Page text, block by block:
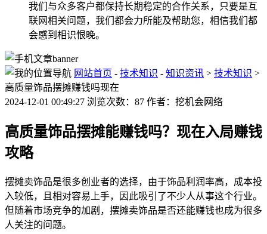
我们与众多客户都保持长期稳定的合作关系，只要是互
联网相关问题，我们都会力所能及帮助您，相信我们都
会感到相识恨晚。
网站首页 - 技术知识 - 知识资讯 > 技术知识 >
高质量饰品摆摊赚钱吗现在
2024-12-01 00:49:27 浏览次数：87 作者：挖机会网络
高质量饰品摆摊能赚钱吗？现在入局赚钱
攻略
摆摊卖饰品是很多创业者的选择，由于饰品利润率高，成本投
入较低，且相对容易上手，因此吸引了不少人从事这个行业。
但随着市场竞争的加剧，摆摊卖饰品是否还能赚钱也成为很多
人关注的问题。